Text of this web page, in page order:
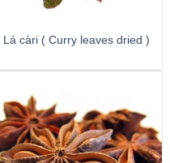
Lá càri ( Curry leaves dried )